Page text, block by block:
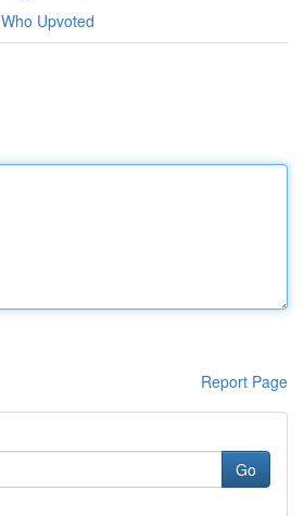
Who Upvoted
Report Page
Go